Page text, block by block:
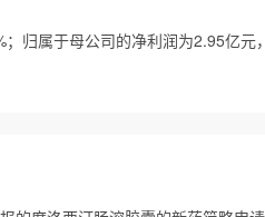
归属于母公司的净利润为2.95亿元，